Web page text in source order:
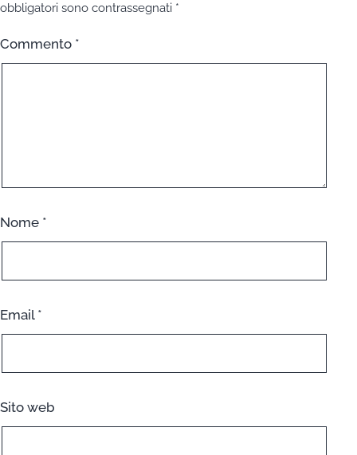
obbligatori sono contrassegnati *
Commento *
Nome *
Email *
Sito web